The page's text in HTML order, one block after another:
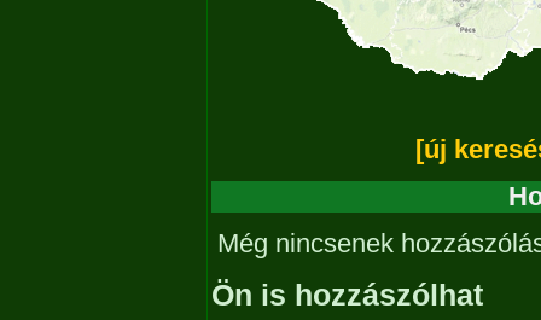
[új
Még nincsenek
Ön is hozzászólhat